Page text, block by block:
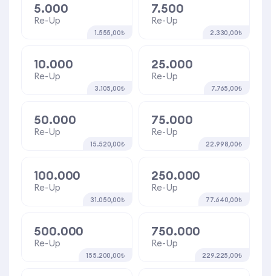
5.000
Re-Up
1.555,00₺
7.500
Re-Up
2.330,00₺
10.000
Re-Up
3.105,00₺
25.000
Re-Up
7.765,00₺
50.000
Re-Up
15.520,00₺
75.000
Re-Up
22.998,00₺
100.000
Re-Up
31.050,00₺
250.000
Re-Up
77.640,00₺
500.000
Re-Up
155.200,00₺
750.000
Re-Up
229.225,00₺